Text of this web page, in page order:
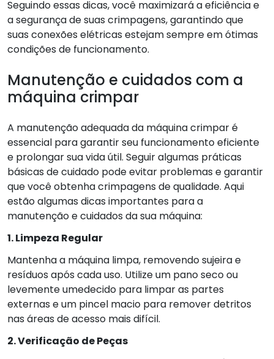
Seguindo essas dicas, você maximizará a eficiência e
a segurança de suas crimpagens, garantindo que
suas conexões elétricas estejam sempre em ótimas
condições de funcionamento.
Manutenção e cuidados com a
máquina crimpar
A manutenção adequada da máquina crimpar é
essencial para garantir seu funcionamento eficiente
e prolongar sua vida útil. Seguir algumas práticas
básicas de cuidado pode evitar problemas e garantir
que você obtenha crimpagens de qualidade. Aqui
estão algumas dicas importantes para a
manutenção e cuidados da sua máquina:
1. Limpeza Regular
Mantenha a máquina limpa, removendo sujeira e
resíduos após cada uso. Utilize um pano seco ou
levemente umedecido para limpar as partes
externas e um pincel macio para remover detritos
nas áreas de acesso mais difícil.
2. Verificação de Peças